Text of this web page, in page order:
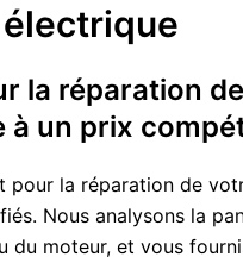
la réparation
un prix
pour la réparation de
Nous analysons la
du moteur, et vous